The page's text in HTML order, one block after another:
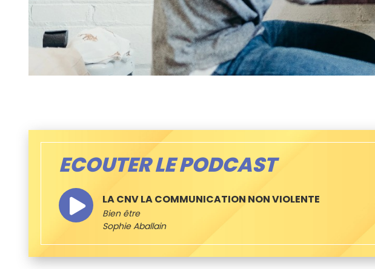
ECOUTER LE PODCAST
LA CNV LA COMMUNICATION NON VIOLENTE
Bien être
Sophie Aballain